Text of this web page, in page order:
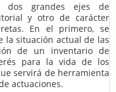
dos grandes ejes de
y otro de carácter
En el primero, se
la situación actual de las
de un inventario de
para la vida de los
servirá de herramienta
actuaciones.